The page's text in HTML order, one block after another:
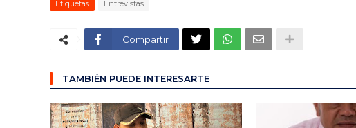
Etiquetas Entrevistas
Compartir
TAMBIÉN PUEDE INTERESARTE